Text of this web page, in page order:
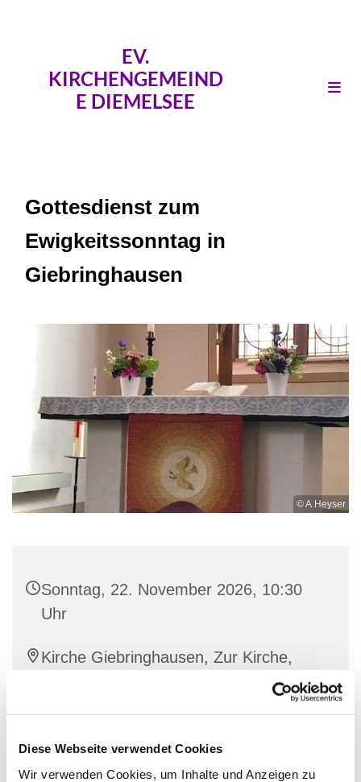
Diese Webseite verwendet Cookies
Wir verwenden Cookies, um Inhalte und Anzeigen zu
EV.
KIRCHENGEMEIND
E DIEMELSEE
Gottesdienst zum
Ewigkeitssonntag in
Giebringhausen
© A.Heyser
Sonntag, 22. November 2026, 10:30
Uhr
Kirche Giebringhausen, Zur Kirche,